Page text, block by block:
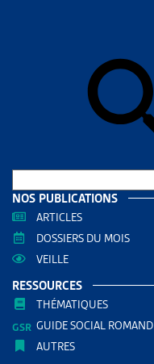
NOS PUBLICATIONS
ARTICLES
DOSSIERS DU MOIS
VEILLE
RESSOURCES
THÉMATIQUES
GUIDE SOCIAL ROMAND
AUTRES